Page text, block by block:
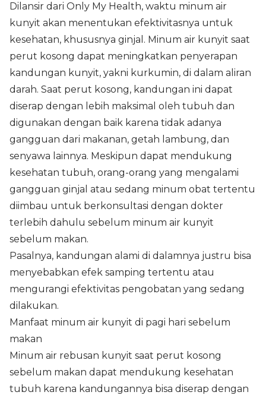
Dilansir dari Only My Health, waktu minum air
kunyit akan menentukan efektivitasnya untuk
kesehatan, khususnya ginjal. Minum air kunyit saat
perut kosong dapat meningkatkan penyerapan
kandungan kunyit, yakni kurkumin, di dalam aliran
darah. Saat perut kosong, kandungan ini dapat
diserap dengan lebih maksimal oleh tubuh dan
digunakan dengan baik karena tidak adanya
gangguan dari makanan, getah lambung, dan
senyawa lainnya. Meskipun dapat mendukung
kesehatan tubuh, orang-orang yang mengalami
gangguan ginjal atau sedang minum obat tertentu
diimbau untuk berkonsultasi dengan dokter
terlebih dahulu sebelum minum air kunyit
sebelum makan.
Pasalnya, kandungan alami di dalamnya justru bisa
menyebabkan efek samping tertentu atau
mengurangi efektivitas pengobatan yang sedang
dilakukan.
Manfaat minum air kunyit di pagi hari sebelum
makan
Minum air rebusan kunyit saat perut kosong
sebelum makan dapat mendukung kesehatan
tubuh karena kandungannya bisa diserap dengan